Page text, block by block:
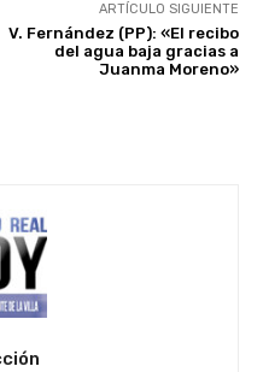
ARTÍCULO SIGUIENTE
V. Fernández (PP): «El recibo
del agua baja gracias a
Juanma Moreno»